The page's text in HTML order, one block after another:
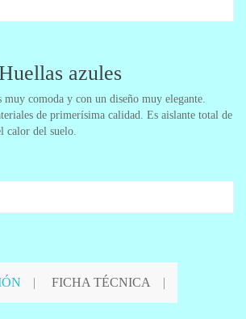
azules
muy comoda y con un diseño muy elegante.
de primerísima calidad. Es aislante total de
calor del suelo.
FICHA TÉCNICA